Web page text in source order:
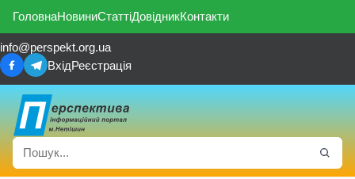
ГоловнаНовиниСтаттіДовідникКонтакти
info@perspekt.org.ua
ВхідРеєстрація